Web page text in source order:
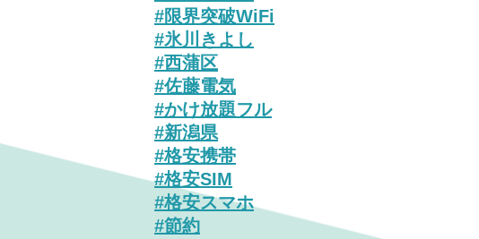
#限界突破WiFi
#氷川きよし
#西蒲区
#佐藤電気
#かけ放題フル
#新潟県
#格安携帯
#格安SIM
#格安スマホ
#節約